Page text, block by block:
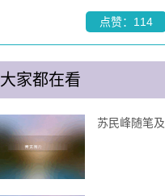
点赞：114
大家都在看
苏民峰随笔及